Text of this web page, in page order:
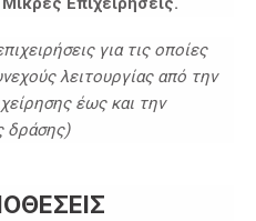
για τις οποίες
λειτουργίας από την
έως και την
δράσης)